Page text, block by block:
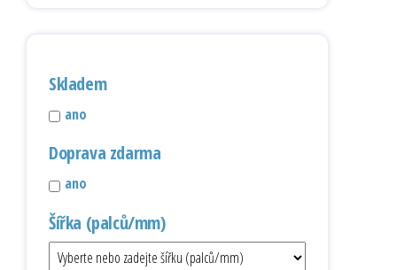
Skladem
ano
Doprava zdarma
ano
Šířka (palců/mm)